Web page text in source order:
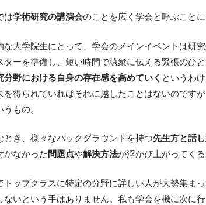
は学術研究の講演会のことを広く学会と呼ぶことに
な大学院生にとって、学会のメインイベントは研
ターを準備し、短い時間で聴衆に伝える緊張のひ
分野における自身の存在感を高めていく というわ
を得られていればそれに越したことはないのです
うもの。
とき、様々なバックグラウンドを持つ先生方と話
かなかった 問題点や解決方法が浮かび上がってくる
トップクラスに特定の分野に詳しい人が大勢集ま
ないという手はありません。私も学会を機に次に